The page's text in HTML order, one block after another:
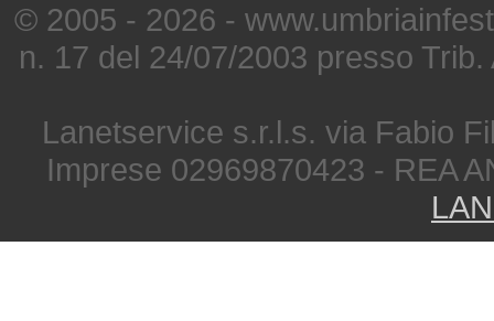
© 2005 - 2026 -
n. 17 del 24/07/2003 presso
Lanetservice s.r.l.s. via Fabio
Imprese 02969870423 - REA